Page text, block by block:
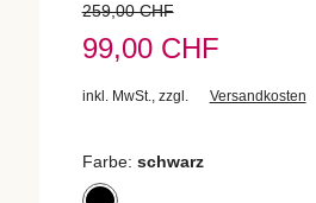
259,00 CHF
99,00 CHF
inkl. MwSt., zzgl. Versandkosten
Farbe: schwarz